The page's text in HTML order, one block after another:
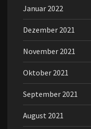
Januar 2022
Dezember 2021
November 2021
Oktober 2021
September 2021
August 2021